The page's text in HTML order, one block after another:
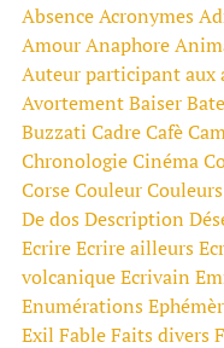
AbsenceAcronymes
AmourAnaphore
Auteur participant aux
AvortementBaiser
Buzzati CadreCafè
ChronologieCinéma
CorseCouleurCouleurs
De dosDescription
EcrireEcrire ailleurs
volcaniqueEcrivain
Enumérations
Exil FableFaits divers